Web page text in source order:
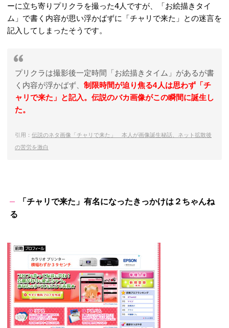
ーに立ち寄りプリクラを撮った4人ですが、「お絵描きタイ
ム」で書く内容が思い浮かばずに「チャリで来た」との迷言を
記入してしまったそうです。
プリクラは撮影後一定時間「お絵描きタイム」があるが書
く内容が浮かばず、 制限時間が迫り焦る4人は思わず「チ
ャリで来た」と記入。伝説のバカ画像がこの瞬間に誕生し
た。
引用： 伝説のネタ画像「チャリで来た」 本人が画像誕生秘話、ネット拡散後
の苦労を激白
「チャリで来た」有名になったきっかけは２ちゃんね
る